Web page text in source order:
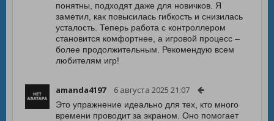
понятны, подходят даже для новичков. Я
заметил, как повысилась гибкость и снизилась
усталость. Теперь работа с контроллером
становится комфортнее, а игровой процесс –
более продолжительным. Рекомендую всем
любителям игр!
amanda4197 6 августа 2025 21:07
Это упражнение идеально для тех, кто много
времени проводит за экраном. Оно помогает